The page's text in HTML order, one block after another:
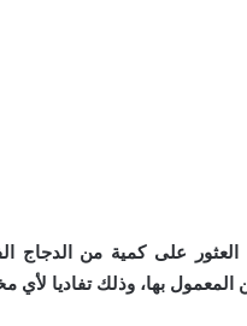
على كمية من الدجاج
المعمول بها، وذلك تفاديا